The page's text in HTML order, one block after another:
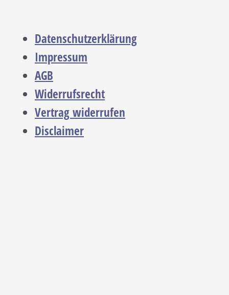
Datenschutzerklärung
Impressum
AGB
Widerrufsrecht
Vertrag widerrufen
Disclaimer